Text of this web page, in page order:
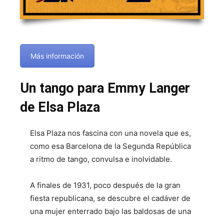
Más información
Un tango para Emmy Langer
de Elsa Plaza
Elsa Plaza nos fascina con una novela que es,
como esa Barcelona de la Segunda República
a ritmo de tango, convulsa e inolvidable.
A finales de 1931, poco después de la gran
fiesta republicana, se descubre el cadáver de
una mujer enterrado bajo las baldosas de una